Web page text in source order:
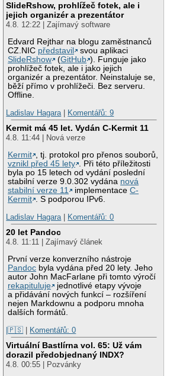
SlideRshow, prohlížeč fotek, ale i
jejich organizér a prezentátor
4.8. 12:22 | Zajímavý software
Edvard Rejthar na blogu zaměstnanců
CZ.NIC představil
svou aplikaci
SlideRshow
(GitHub ). Funguje jako
prohlížeč fotek, ale i jako jejich
organizér a prezentátor. Neinstaluje se,
běží přímo v prohlížeči. Bez serveru.
Offline.
Ladislav Hagara | Komentářů: 9
Kermit má 45 let. Vydán C-Kermit 11
4.8. 11:44 | Nová verze
Kermit , tj. protokol pro přenos souborů,
vznikl před 45 lety . Při této příležitosti
byla po 15 letech od vydání poslední
stabilní verze 9.0.302 vydána nová
stabilní verze 11
implementaceC-
Kermit . S podporou IPv6.
Ladislav Hagara | Komentářů: 0
20 let Pandoc
4.8. 11:11 | Zajímavý článek
První verze konverzního nástroje
Pandoc byla vydána před 20 lety. Jeho
autor John MacFarlane při tomto výročí
rekapituluje
jednotlivé etapy vývoje
a přidávání nových funkcí – rozšíření
nejen Markdownu a podporu mnoha
dalších formátů.
|🇵🇸 | Komentářů: 0
Virtuální Bastlírna vol. 65: Už vám
dorazil předobjednaný INDX?
4.8. 00:55 | Pozvánky